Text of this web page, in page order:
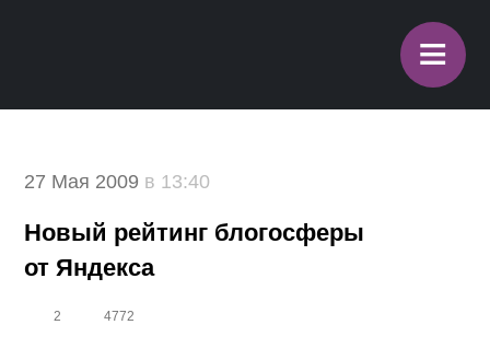
≡
27 Мая 2009 в 13:40
Новый рейтинг блогосферы
от Яндекса
2 4772